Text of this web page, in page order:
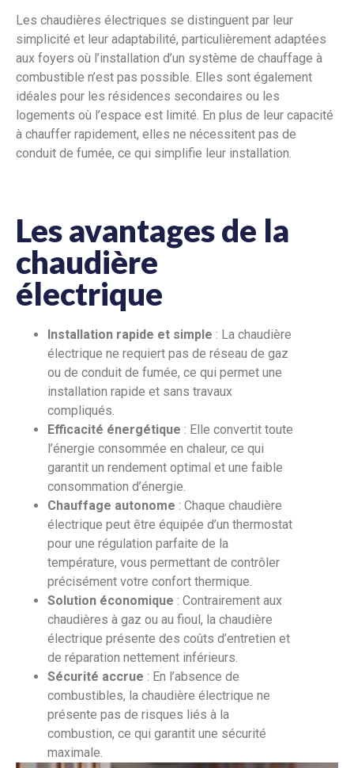
Les chaudières électriques se distinguent par leur
simplicité et leur adaptabilité, particulièrement adaptées
aux foyers où l’installation d’un système de chauffage à
combustible n’est pas possible. Elles sont également
idéales pour les résidences secondaires ou les
logements où l’espace est limité. En plus de leur capacité
à chauffer rapidement, elles ne nécessitent pas de
conduit de fumée, ce qui simplifie leur installation.
Les avantages de la
chaudière
électrique
Installation rapide et simple : La chaudière
électrique ne requiert pas de réseau de gaz
ou de conduit de fumée, ce qui permet une
installation rapide et sans travaux
compliqués.
Efficacité énergétique : Elle convertit toute
l’énergie consommée en chaleur, ce qui
garantit un rendement optimal et une faible
consommation d’énergie.
Chauffage autonome : Chaque chaudière
électrique peut être équipée d’un thermostat
pour une régulation parfaite de la
température, vous permettant de contrôler
précisément votre confort thermique.
Solution économique : Contrairement aux
chaudières à gaz ou au fioul, la chaudière
électrique présente des coûts d’entretien et
de réparation nettement inférieurs.
Sécurité accrue : En l’absence de
combustibles, la chaudière électrique ne
présente pas de risques liés à la
combustion, ce qui garantit une sécurité
maximale.